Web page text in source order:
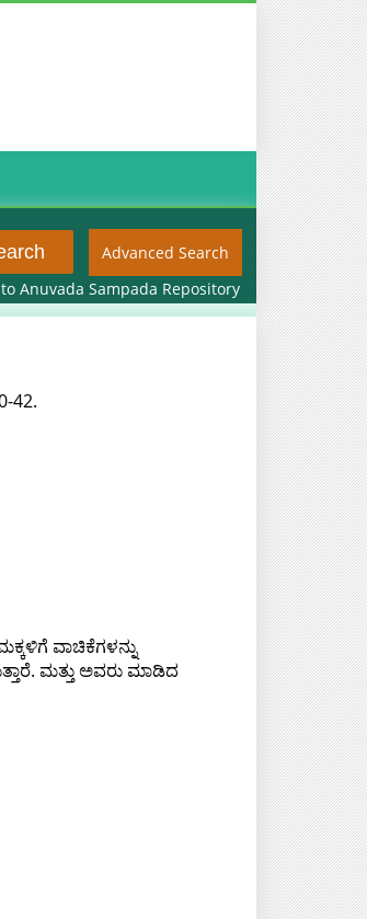
Advanced Search
Anuvada Sampada Repository
42.
ವಾಚಿಕೆಗಳನ್ನು
ಮತ್ತು ಅವರು ಮಾಡಿದ